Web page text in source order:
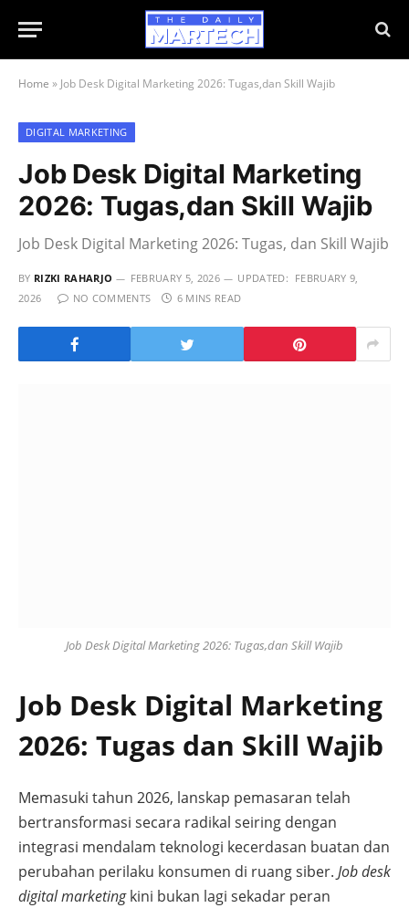
Home » Job Desk Digital Marketing 2026: Tugas,dan Skill Wajib
DIGITAL MARKETING
Job Desk Digital Marketing
2026: Tugas,dan Skill Wajib
Job Desk Digital Marketing 2026: Tugas, dan Skill Wajib
BY RIZKI RAHARJO FEBRUARY 5, 2026 UPDATED: FEBRUARY 9,
2026
NO COMMENTS 6 MINS READ
Job Desk Digital Marketing 2026: Tugas,dan Skill Wajib
Job Desk Digital Marketing
2026: Tugas dan Skill Wajib
Memasuki tahun 2026, lanskap pemasaran telah
bertransformasi secara radikal seiring dengan
integrasi mendalam teknologi kecerdasan buatan dan
perubahan perilaku konsumen di ruang siber. Job desk
digital marketingkini bukan lagi sekadar peran